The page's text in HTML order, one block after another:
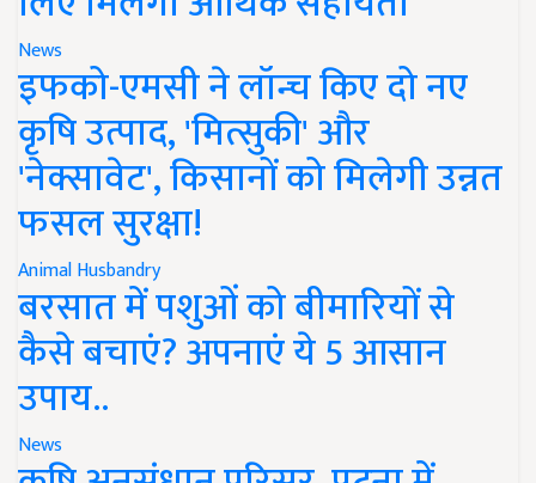
News
इफको-एमसी ने लॉन्च किए दो नए
कृषि उत्पाद, 'मित्सुकी' और
'नेक्सावेट', किसानों को मिलेगी उन्नत
फसल सुरक्षा!
Animal Husbandry
बरसात में पशुओं को बीमारियों से
कैसे बचाएं? अपनाएं ये 5 आसान
उपाय..
News